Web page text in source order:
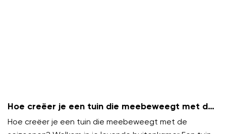
Hoe creëer je een tuin die meebeweegt met de
seizoenen?
Hoe creëer je een tuin die meebeweegt met de